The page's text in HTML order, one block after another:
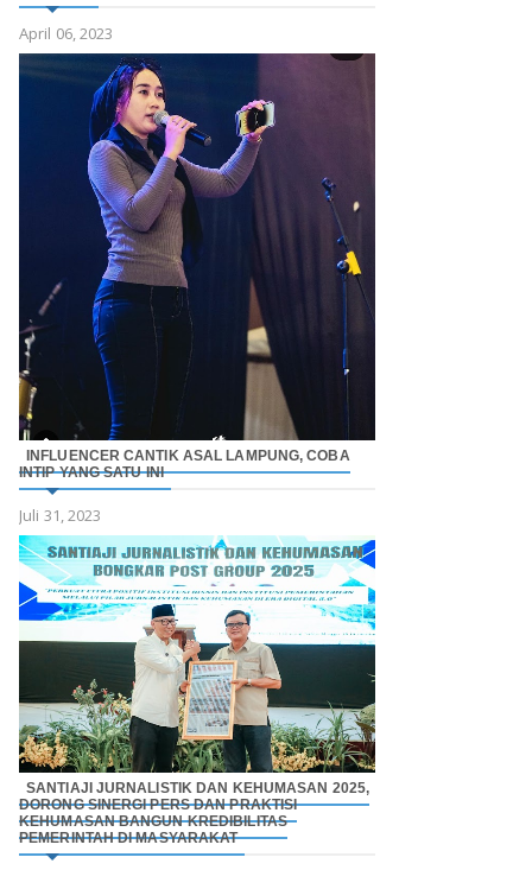
April 06, 2023
INFLUENCER CANTIK ASAL LAMPUNG, COBA
INTIP YANG SATU INI
Juli 31, 2023
SANTIAJI JURNALISTIK DAN KEHUMASAN 2025,
DORONG SINERGI PERS DAN PRAKTISI
KEHUMASAN BANGUN KREDIBILITAS
PEMERINTAH DI MASYARAKAT